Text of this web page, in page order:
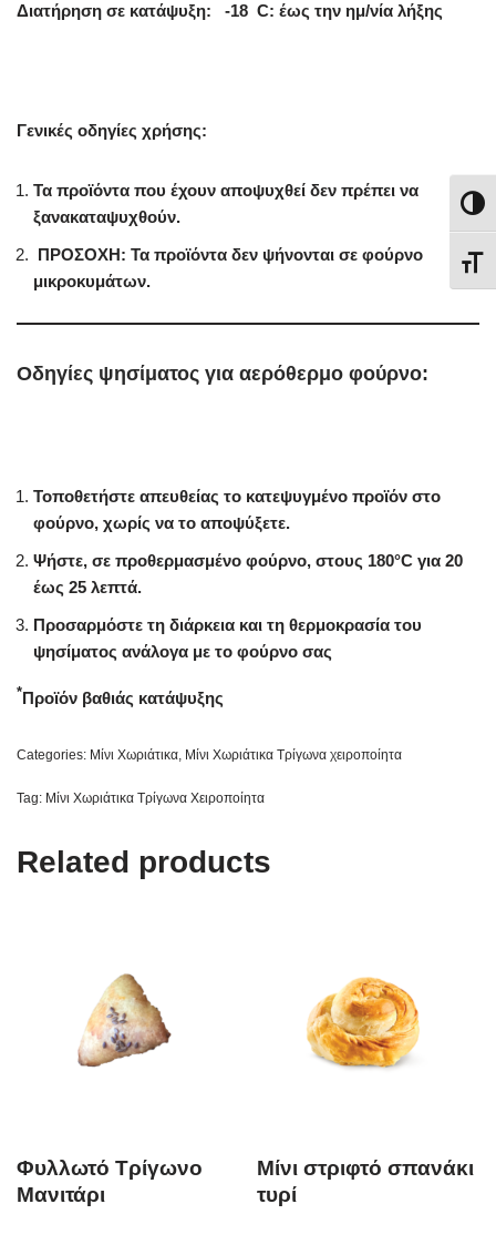
Διατήρηση σε κατάψυξη: -18 C: έως την ημ/νία λήξης
Γενικές οδηγίες χρήσης:
Τα προϊόντα που έχουν αποψυχθεί δεν πρέπει να
ξανακαταψυχθούν.
ΠΡΟΣΟΧΗ: Τα προϊόντα δεν ψήνονται σε φούρνο
μικροκυμάτων.
Οδηγίες ψησίματος για αερόθερμο φούρνο:
Τοποθετήστε απευθείας το κατεψυγμένο προϊόν στο
φούρνο, χωρίς να το αποψύξετε.
Ψήστε, σε προθερμασμένο φούρνο, στους 180°C για 20
έως 25 λεπτά.
Προσαρμόστε τη διάρκεια και τη θερμοκρασία του
ψησίματος ανάλογα με το φούρνο σας
*Προϊόν βαθιάς κατάψυξης
Categories: Μίνι Χωριάτικα, Μίνι Χωριάτικα Τρίγωνα χειροποίητα
Tag: Μίνι Χωριάτικα Τρίγωνα Χειροποίητα
Related products
Φυλλωτό Τρίγωνο
Μανιτάρι
Μίνι στριφτό σπανάκι
τυρί